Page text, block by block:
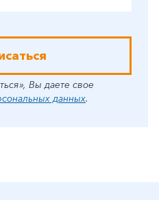
Вы даете свое
данных.